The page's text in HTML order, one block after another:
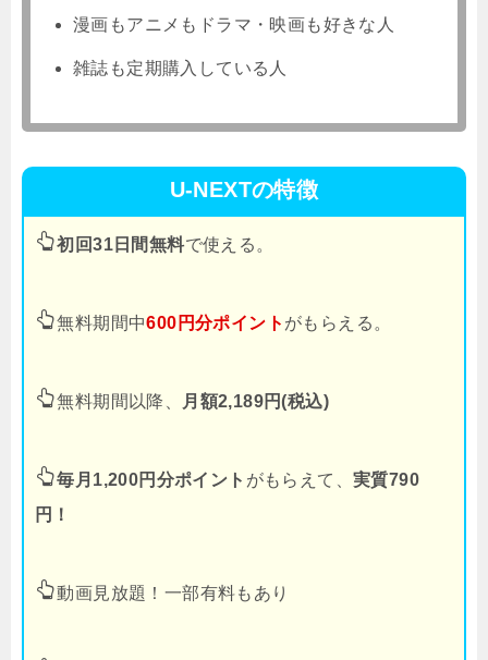
漫画もアニメもドラマ・映画も好きな人
雑誌も定期購入している人
U-NEXTの特徴
初回31日間無料で使える。
無料期間中600円分ポイント がもらえる。
無料期間以降、 月額2,189円(税込)
毎月1,200円分ポイント がもらえて、実質790
円！
動画見放題！一部有料もあり